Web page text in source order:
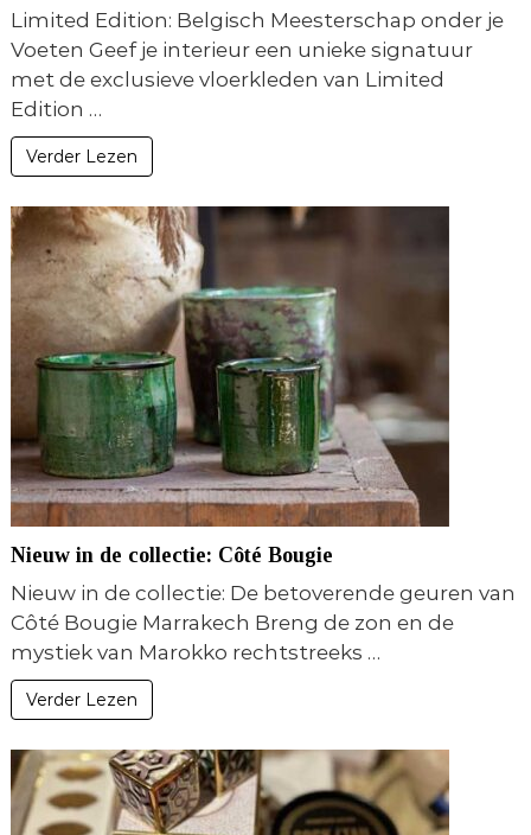
Limited Edition: Belgisch Meesterschap onder je
Voeten Geef je interieur een unieke signatuur
met de exclusieve vloerkleden van Limited
Edition …
Verder Lezen
Nieuw in de collectie: Côté Bougie
Nieuw in de collectie: De betoverende geuren van
Côté Bougie Marrakech Breng de zon en de
mystiek van Marokko rechtstreeks …
Verder Lezen